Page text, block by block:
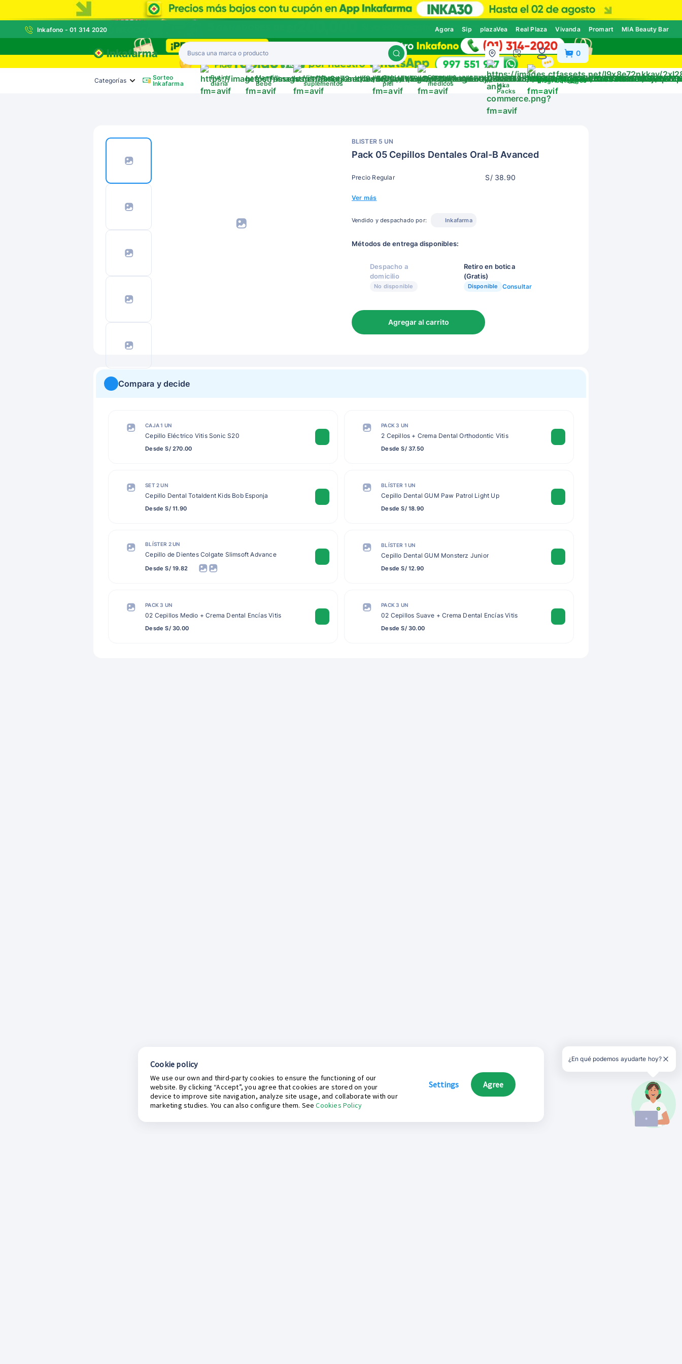
Inkafono - 01 314 2020 Agora Sip plazaVea Real Plaza Vivanda Promart MIA Beauty Bar
0
Categorías
Sorteo
Inkafarma
Rutina
diaria
Mamá y
Bebé
Vitaminas y
suplementos
Cuida tu
piel
Dispositivos
médicos
Inka
Packs
Blog Catálogos
¿En qué podemos ayudarte hoy?
BLISTER 5 UN
Pack 05 Cepillos Dentales Oral-B Avanced
Precio Regular S/ 38.90
Ver más
Vendido y despachado por: Inkafarma
Métodos de entrega disponibles:
Despacho a
domicilio
No disponible
Retiro en botica
(Gratis)
Disponible Consultar
Agregar al carrito
Compara y decide
CAJA 1 UN
Cepillo Eléctrico Vitis Sonic S20
Desde S/ 270.00
PACK 3 UN
2 Cepillos + Crema Dental Orthodontic Vitis
Desde S/ 37.50
SET 2 UN
Cepillo Dental Totaldent Kids Bob Esponja
Desde S/ 11.90
BLÍSTER 1 UN
Cepillo Dental GUM Paw Patrol Light Up
Desde S/ 18.90
BLÍSTER 2 UN
Cepillo de Dientes Colgate Slimsoft Advance
Desde S/ 19.82
BLÍSTER 1 UN
Cepillo Dental GUM Monsterz Junior
Desde S/ 12.90
PACK 3 UN
02 Cepillos Medio + Crema Dental Encías Vitis
Desde S/ 30.00
PACK 3 UN
02 Cepillos Suave + Crema Dental Encías Vitis
Desde S/ 30.00
Cookie policy
We use our own and third-party cookies to ensure the functioning of our
website. By clicking “Accept”, you agree that cookies are stored on your
device to improve site navigation, analyze site usage, and collaborate with our
marketing studies. You can also configure them. SeeCookies Policy
Settings Agree